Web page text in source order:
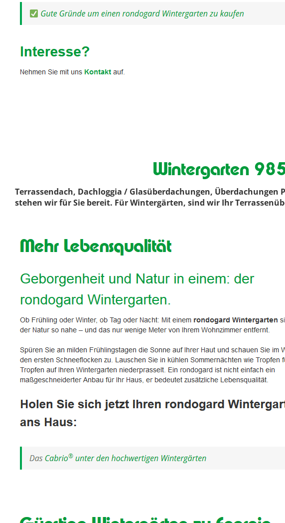
Wintergarten
Terrassendach, Dachloggia / Glasüberdachungen,
stehen wir für Sie bereit. Für Wintergärten, sind wir Ihr